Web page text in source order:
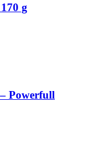
g
Powerfull